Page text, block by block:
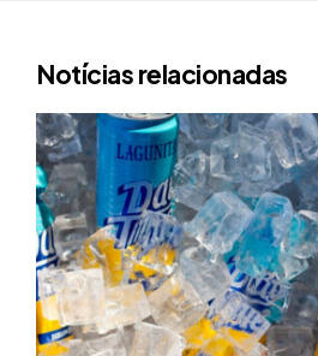
Notícias relacionadas